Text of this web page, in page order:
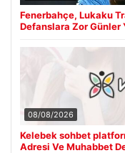
Fenerbahçe, Lukaku
Defanslara Zor Günler
08/08/2026
Kelebek sohbet
Adresi Ve Muhabbet